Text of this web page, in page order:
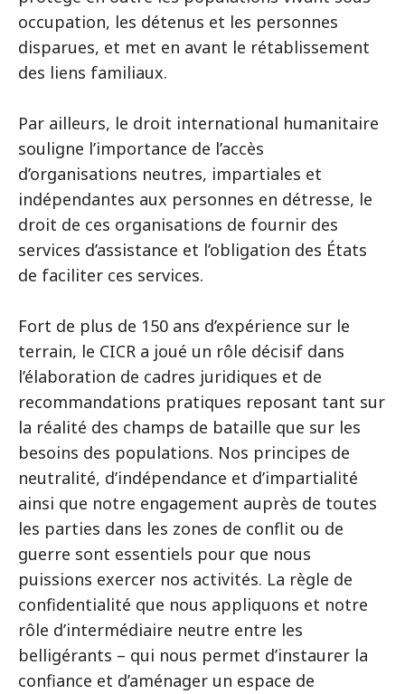
occupation, les détenus et les personnes
disparues, et met en avant le rétablissement
des liens familiaux.
Par ailleurs, le droit international humanitaire
souligne l’importance de l’accès
d’organisations neutres, impartiales et
indépendantes aux personnes en détresse, le
droit de ces organisations de fournir des
services d’assistance et l’obligation des États
de faciliter ces services.
Fort de plus de 150 ans d’expérience sur le
terrain, le CICR a joué un rôle décisif dans
l’élaboration de cadres juridiques et de
recommandations pratiques reposant tant sur
la réalité des champs de bataille que sur les
besoins des populations. Nos principes de
neutralité, d’indépendance et d’impartialité
ainsi que notre engagement auprès de toutes
les parties dans les zones de conflit ou de
guerre sont essentiels pour que nous
puissions exercer nos activités. La règle de
confidentialité que nous appliquons et notre
rôle d’intermédiaire neutre entre les
belligérants – qui nous permet d’instaurer la
confiance et d’aménager un espace de